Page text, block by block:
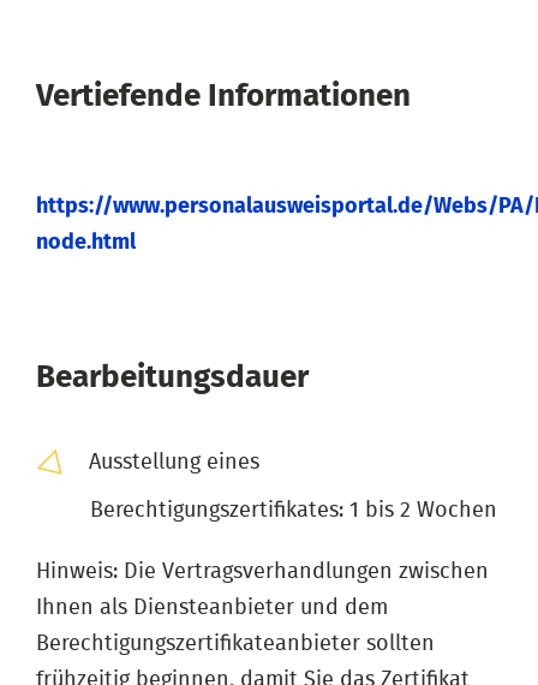
Vertiefende Informationen
https://www.personalausweisportal.de/Webs/
node.html
Bearbeitungsdauer
Ausstellung eines
Berechtigungszertifikates: 1 bis 2 Wochen
Hinweis: Die Vertragsverhandlungen zwischen
Ihnen als Diensteanbieter und dem
Berechtigungszertifikateanbieter sollten
frühzeitig beginnen, damit Sie das Zertifikat